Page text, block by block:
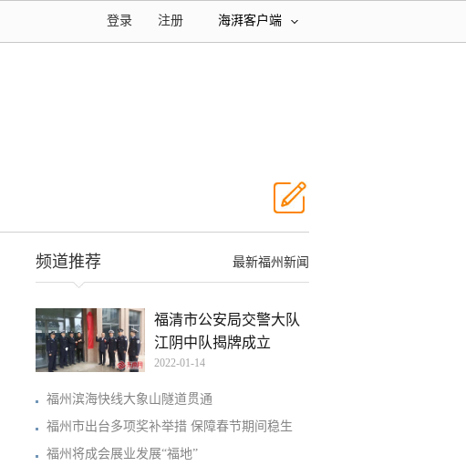
海湃客户端
注册
登录
最新福州新闻
频道推荐
福清市公安局交警大队
江阴中队揭牌成立
2022-01-14
福州滨海快线大象山隧道贯通
福州市出台多项奖补举措 保障春节期间稳生
福州将成会展业发展“福地”